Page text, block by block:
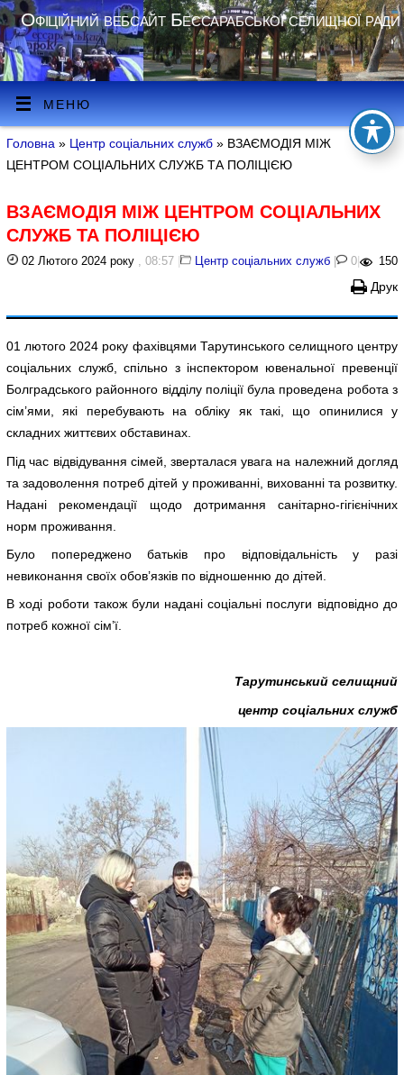
Офіційний вебсайт Бессарабської селищної ради
МЕНЮ
Головна » Центр соціальних служб » ВЗАЄМОДІЯ МІЖ
ЦЕНТРОМ СОЦІАЛЬНИХ СЛУЖБ ТА ПОЛІЦІЄЮ
ВЗАЄМОДІЯ МІЖ ЦЕНТРОМ СОЦІАЛЬНИХ
СЛУЖБ ТА ПОЛІЦІЄЮ
02 Лютого 2024 року , 08:57 | Центр соціальних служб | 0 | 150
Друк
01 лютого 2024 року фахівцями Тарутинського селищного центру
соціальних служб, спільно з інспектором ювенальної превенції
Болградського районного відділу поліції була проведена робота з
сім’ями, які перебувають на обліку як такі, що опинилися у
складних життєвих обставинах.
Під час відвідування сімей, зверталася увага на належний догляд
та задоволення потреб дітей у проживанні, вихованні та розвитку.
Надані рекомендації щодо дотримання санітарно-гігієнічних
норм проживання.
Було попереджено батьків про відповідальність у разі
невиконання своїх обов’язків по відношенню до дітей.
В ході роботи також були надані соціальні послуги відповідно до
потреб кожної сім’ї.
Тарутинський селищний
центр соціальних служб